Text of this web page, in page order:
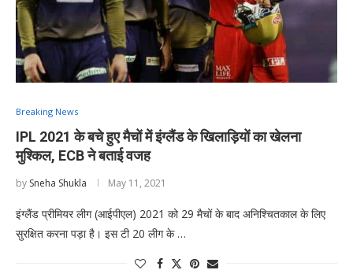
Breaking News
IPL 2021 के बचे हुए मैचों में इंग्लैंड के खिलाड़ियों का खेलना
मुश्किल, ECB ने बताई वजह
by Sneha Shukla May 11, 2021
इंग्लैंड प्रीमियर लीग (आईपीएल) 2021 को 29 मैचों के बाद अनिश्चितकाल के लिए
सुरक्षित करना पड़ा है। इस टी 20 लीग के …